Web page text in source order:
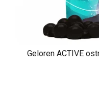
Geloren ACTIVE